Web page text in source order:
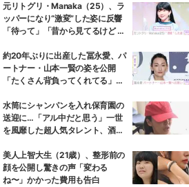
元リトグリ・Manaka（25）、ラ
ッパーになり“激変”した姿に反響
「待って」「昔から見てるけど 最
約20年ぶりに出産した冨永愛、パ
ートナー・山本一賢の姿を公開
「たくさん背負ってくれてる」感
水筒にシャンパンを入れ保育園の
送迎に…「アル中だと思う」一世
を風靡した超人気タレント、酒漬
美人上智大生（21歳）、整形前の
顔を公開し驚きの声「変わる
ね〜」かかった費用も告白